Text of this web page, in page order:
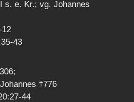
s. e. Kr.; vg. Johannes
12
43
†776
44